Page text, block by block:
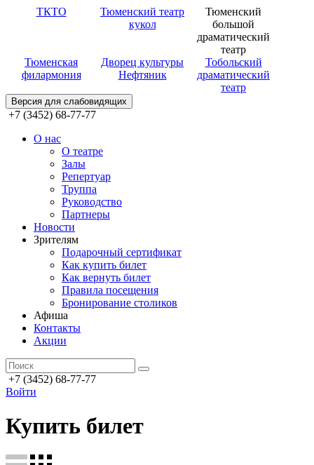
ТКТО
Тюменский театр
кукол
Тюменский
большой
драматический
театр
Тюменская
филармония
Дворец культуры
Нефтяник
Тобольский
драматический
театр
Версия для слабовидящих
+7 (3452) 68-77-77
О нас
О театре
Залы
Репертуар
Труппа
Руководство
Партнеры
Новости
Зрителям
Подарочный сертификат
Как купить билет
Как вернуть билет
Правила посещения
Бронирование столиков
Афиша
Контакты
Акции
+7 (3452) 68-77-77
Войти
Купить билет